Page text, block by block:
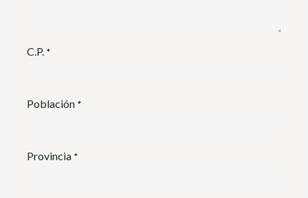
C.P. *
Población *
Provincia *